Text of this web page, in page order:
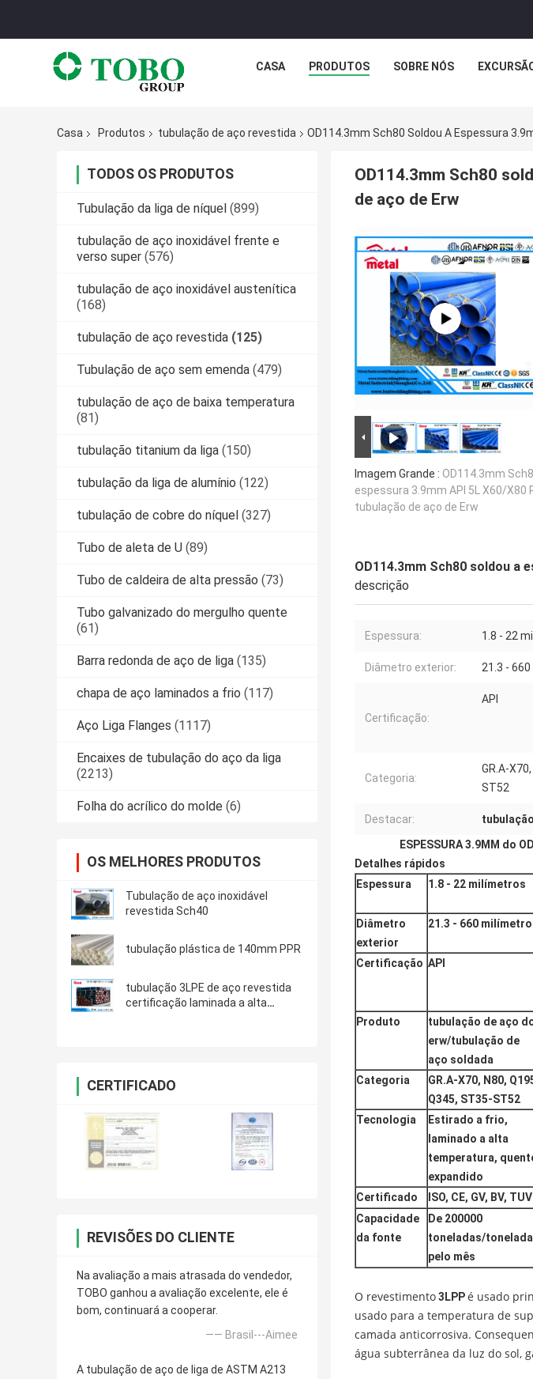
CASA PRODUTOS SOBRE NÓS
Casa Produtos tubulação de aço revestida OD114.3mm Sch80 Soldou A Espessura
TODOS OS PRODUTOS
Tubulação da liga de níquel (899)
tubulação de aço inoxidável frente e
verso super (576)
tubulação de aço inoxidável austenítica
(168)
tubulação de aço revestida (125)
Tubulação de aço sem emenda (479)
tubulação de aço de baixa temperatura
(81)
tubulação titanium da liga (150)
tubulação da liga de alumínio (122)
tubulação de cobre do níquel (327)
Tubo de aleta de U (89)
Tubo de caldeira de alta pressão (73)
Tubo galvanizado do mergulho quente
(61)
Barra redonda de aço de liga (135)
chapa de aço laminados a frio (117)
Aço Liga Flanges (1117)
Encaixes de tubulação do aço da liga
(2213)
Folha do acrílico do molde (6)
OS MELHORES PRODUTOS
Tubulação de aço inoxidável
revestida Sch40
tubulação plástica de 140mm PPR
tubulação 3LPE de aço revestida
certificação laminada a alta
CERTIFICADO
REVISÕES DO CLIENTE
Na avaliação a mais atrasada do vendedor,
TOBO ganhou a avaliação excelente, ele é
bom, continuará a cooperar.
—— Brasil---Aimee
A tubulação de aço de liga de ASTM A213
OD114.3mm Sch80
de aço de Erw
Imagem Grande : OD114.3mm
espessura 3.9mm API 5L X60/X80
tubulação de aço de Erw
OD114.3mm Sch80 soldou a
descrição
Espessura: 1.8 - 22
Diâmetro exterior: 21.3 -
Certificação:
API
Categoria:
GR.A-
ST52
Destacar:
ESPESSURA 3.9MM do
Detalhes rápidos
Espessura
1.8 - 22 milímetros
Diâmetro
exterior
21.3 - 660
Certificação API
Produto
tubulação de aço
erw/tubulação de
aço soldada
Categoria
GR.A-X70, N80,
Q345, ST35-ST52
Tecnologia
Estirado a frio,
laminado a alta
temperatura,
expandido
Certificado ISO, CE, GV, BV, TUV
Capacidade
da fonte
De 200000
toneladas/
pelo mês
O revestimento3LPPé usado
usado para a temperatura de
camada anticorrosiva.
água subterrânea da luz do sol,